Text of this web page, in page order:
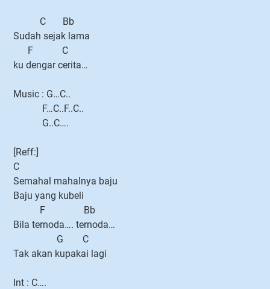
C Bb
Sudah sejak lama
F C
ku dengar cerita…
Music : G…C..
F…C..F..C..
G..C….
[Reff:]
C
Semahal mahalnya baju
Baju yang kubeli
F Bb
Bila ternoda…. ternoda…
G C
Tak akan kupakai lagi
Int : C….